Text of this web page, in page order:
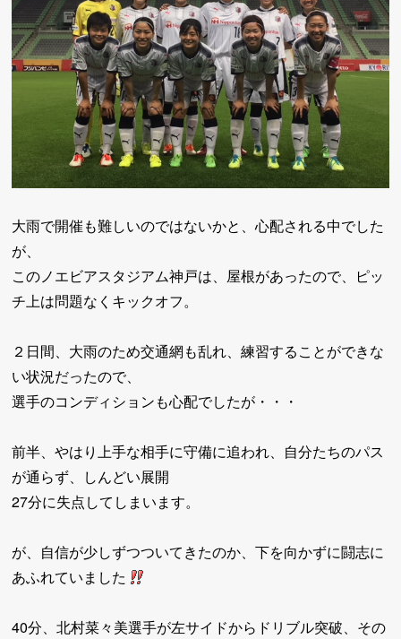
大雨で開催も難しいのではないかと、心配される中でした
が、
このノエビアスタジアム神戸は、屋根があったので、ピッ
チ上は問題なくキックオフ。
２日間、大雨のため交通網も乱れ、練習することができな
い状況だったので、
選手のコンディションも心配でしたが・・・
前半、やはり上手な相手に守備に追われ、自分たちのパス
が通らず、しんどい展開
27分に失点してしまいます。
が、自信が少しずつついてきたのか、下を向かずに闘志に
あふれていました
40分、北村菜々美選手が左サイドからドリブル突破、その